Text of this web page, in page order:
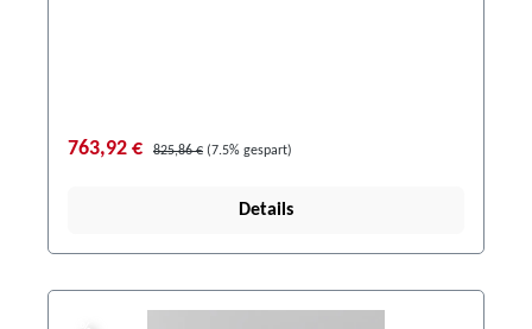
763,92 € 825,86 € (7.5% gespart)
Details